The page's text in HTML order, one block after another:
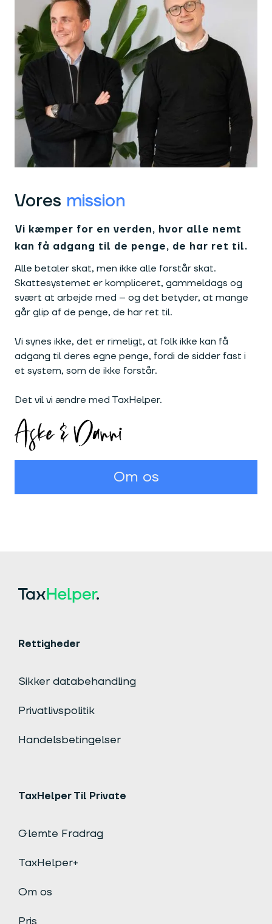
Vores mission
Vi kæmper for en verden, hvor alle nemt
kan få adgang til de penge, de har ret til.
Alle betaler skat, men ikke alle forstår skat.
Skattesystemet er kompliceret, gammeldags og
svært at arbejde med – og det betyder, at mange
går glip af de penge, de har ret til.
Vi synes ikke, det er rimeligt, at folk ikke kan få
adgang til deres egne penge, fordi de sidder fast i
et system, som de ikke forstår.
Det vil vi ændre med TaxHelper.
Om os
Rettigheder
Sikker databehandling
Privatlivspolitik
Handelsbetingelser
TaxHelper Til Private
Glemte Fradrag
TaxHelper+
Om os